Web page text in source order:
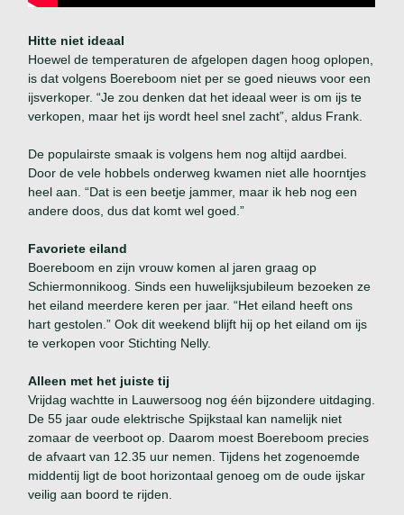
Hitte niet ideaal
Hoewel de temperaturen de afgelopen dagen hoog oplopen,
is dat volgens Boereboom niet per se goed nieuws voor een
ijsverkoper. “Je zou denken dat het ideaal weer is om ijs te
verkopen, maar het ijs wordt heel snel zacht”, aldus Frank.
De populairste smaak is volgens hem nog altijd aardbei.
Door de vele hobbels onderweg kwamen niet alle hoorntjes
heel aan. “Dat is een beetje jammer, maar ik heb nog een
andere doos, dus dat komt wel goed.”
Favoriete eiland
Boereboom en zijn vrouw komen al jaren graag op
Schiermonnikoog. Sinds een huwelijksjubileum bezoeken ze
het eiland meerdere keren per jaar. “Het eiland heeft ons
hart gestolen.” Ook dit weekend blijft hij op het eiland om ijs
te verkopen voor Stichting Nelly.
Alleen met het juiste tij
Vrijdag wachtte in Lauwersoog nog één bijzondere uitdaging.
De 55 jaar oude elektrische Spijkstaal kan namelijk niet
zomaar de veerboot op. Daarom moest Boereboom precies
de afvaart van 12.35 uur nemen. Tijdens het zogenoemde
middentij ligt de boot horizontaal genoeg om de oude ijskar
veilig aan boord te rijden.